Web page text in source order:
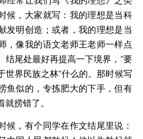
候，大家就写：我的理想是当科
发明创造；或者，我的理想是当
，像我的语文老师王老师一样点
结尾处最好再提高一下境界，“要
世界民族之林”什么的。那时候写
鱼似的，专拣肥大的下手，但有
捞错了。
，有个同学在作文结尾里说：